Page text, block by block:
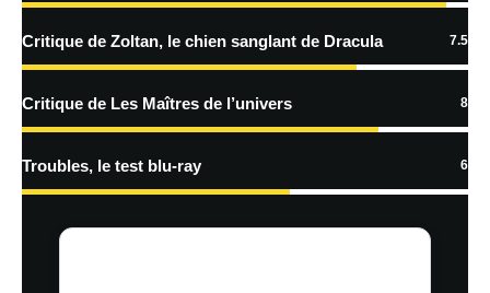
Critique de Zoltan, le chien sanglant de Dracula 7.5
Critique de Les Maîtres de l’univers 8
Troubles, le test blu-ray 6